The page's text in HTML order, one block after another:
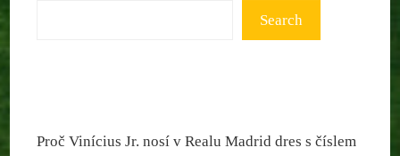
Search
Proč Vinícius Jr. nosí v Realu Madrid dres s číslem